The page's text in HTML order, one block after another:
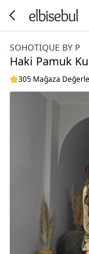
SOHOTIQUE BY P
Haki Pamuk
305 Mağaza